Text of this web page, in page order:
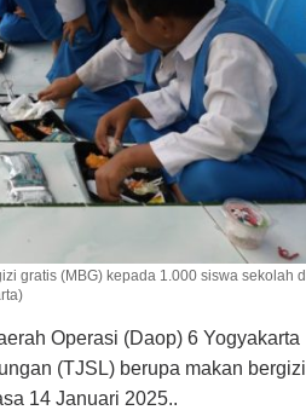
gratis (MBG) kepada 1.000 siswa sekolah
Operasi (Daop) 6 Yogyakarta
(TJSL) berupa makan
14 Januari 2025..